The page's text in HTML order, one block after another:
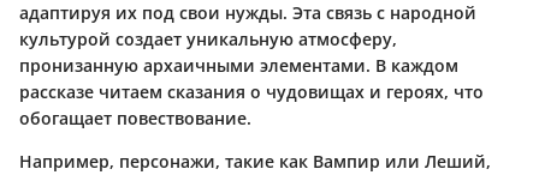
адаптируя их под свои нужды. Эта связь с народной
культурой создает уникальную атмосферу,
пронизанную архаичными элементами. В каждом
рассказе читаем сказания о чудовищах и героях, что
обогащает повествование.
Например, персонажи, такие как Вампир или Леший,